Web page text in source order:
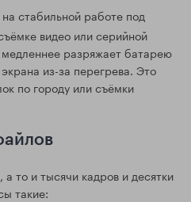
стабильной работе под
видео или серийной
разряжает батарею
из-за перегрева. Это
по городу или съёмки
то и тысячи кадров и десятки
такие: